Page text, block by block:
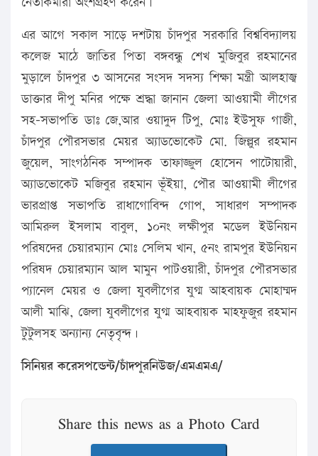
এর আগে সকাল সাড়ে দশটায় চাঁদপুর সরকারি বিশ্ববিদ্যালয়
কলেজ মাঠে জাতির পিতা বঙ্গবন্ধু শেখ মুজিবুর রহমানের
মুড়ালে চাঁদপুর ৩ আসনের সংসদ সদস্য শিক্ষা মন্ত্রী আলহাজ্ব
ডাক্তার দীপু মনির পক্ষে শ্রদ্ধা জানান জেলা আওয়ামী লীগের
সহ-সভাপতি ডাঃ জে,আর ওয়াদুদ টিপু, মোঃ ইউসুফ গাজী,
চাঁদপুর পৌরসভার মেয়র অ্যাডভোকেট মো. জিল্লুর রহমান
জুয়েল, সাংগঠনিক সম্পাদক তাফাজ্জুল হোসেন পাটোয়ারী,
অ্যাডভোকেট মজিবুর রহমান ভূঁইয়া, পৌর আওয়ামী লীগের
ভারপ্রাপ্ত সভাপতি রাধাগোবিন্দ গোপ, সাধারণ সম্পাদক
আমিরুল ইসলাম বাবুল, ১০নং লক্ষীপুর মডেল ইউনিয়ন
পরিষদের চেয়ারম্যান মোঃ সেলিম খান, ৫নং রামপুর ইউনিয়ন
পরিষদ চেয়ারম্যান আল মামুন পাটওয়ারী, চাঁদপুর পৌরসভার
প্যানেল মেয়র ও জেলা যুবলীগের যুগ্ম আহবায়ক মোহাম্মদ
আলী মাঝি, জেলা যুবলীগের যুগ্ম আহবায়ক মাহফুজুর রহমান
টুটুলসহ অন্যান্য নেতৃবৃন্দ।
সিনিয়র করেসপন্ডেন্ট/চাঁদপুরনিউজ/এমএমএ/
Share this news as a Photo Card